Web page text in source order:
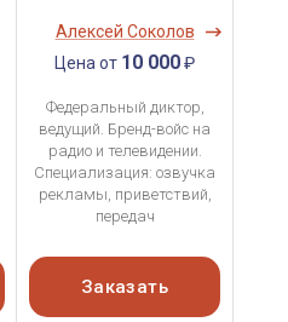
Алексей Соколов
Цена от 10 000₽
Федеральный диктор,
ведущий. Бренд-войс на
радио и телевидении.
Специализация: озвучка
рекламы, приветствий,
передач
Заказать